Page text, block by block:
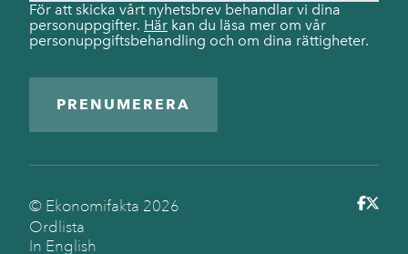
För att skicka vårt nyhetsbrev behandlar vi dina
personuppgifter. Här kan du läsa mer om vår
personuppgiftsbehandling och om dina rättigheter.
PRENUMERERA
© Ekonomifakta 2026
Ordlista
In English